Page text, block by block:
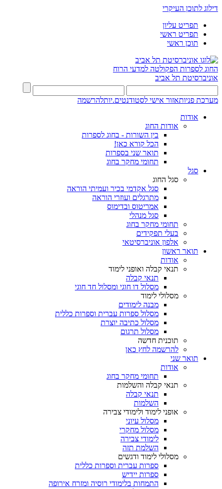
דילוג לתוכן העיקרי
תפריט עליון
תפריט ראשי
תוכן ראשי
החוג לספרות הפקולטה למדעי הרוח
אוניברסיטת תל אביב
מערכת פניותאזור אישי לסטודנטים.יותלהרשמה
אודות
אודות החוג
בין השורות - בחוג לספרות
הכל קורא כאן!
תואר שני בספרות
תחומי מחקר בחוג
סגל
סגל החוג
סגל אקדמי בכיר ועמיתי הוראה
מתרגלים ועוזרי הוראה
אמריטוס ובדימוס
סגל מנהלי
תחומי מחקר בחוג
בעלי תפקידים
אלפון אוניברסיטאי
תואר ראשון
אודות
תנאי קבלה ואופני לימוד
תנאי קבלה
מסלול דו חוגי ומסלול חד חוגי
מסלולי לימוד
מבנה לימודים
מסלול ספרות עברית וספרות כללית
מסלול כתיבה יוצרת
מסלול תרגום
תוכנית חדשה
להרשמה לחץ כאן
תואר שני
אודות
תחומי מחקר בחוג
תנאי קבלה והשלמות
תנאי קבלה
השלמות
אופני לימוד ולימודי צבירה
מסלול עיוני
מסלול מחקרי
לימודי צבירה
השלמת תזה
מסלולי לימוד ודגשים
ספרות עברית וספרות כללית
ספרות יידיש
התמחות בלימודי רוסיה ומזרח אירופה